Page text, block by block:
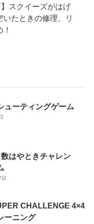
】スクイーズがはげ
たときの修理、リ
ューティングゲーム
はやときチャレン
CHALLENGE 4×4
ーニング